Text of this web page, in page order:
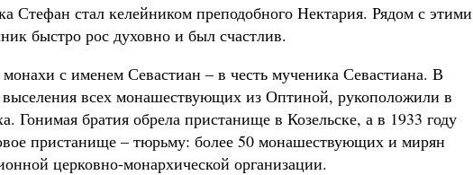
Стефан стал келейником преподобного Нектария. Рядом с этими
быстро рос духовно и был счастлив.
с именем Севастиан – в честь мученика Севастиана. В
выселения всех монашествующих из Оптиной, рукоположили в
Гонимая братия обрела пристанище в Козельске, а в 1933 году
пристанище – тюрьму: более 50 монашествующих и мирян
церковно-монархической организации.